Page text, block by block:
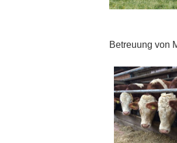
Betreuung von